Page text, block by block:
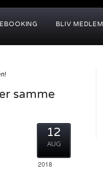
BLIV MEDLEM
samme
12
AUG
2018